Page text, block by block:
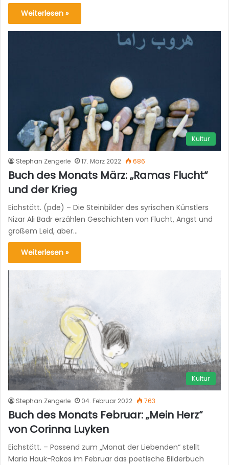
Weiterlesen »
Kultur
Stephan Zengerle 17. März 2022 686
Buch des Monats März: „Ramas Flucht“
und der Krieg
Eichstätt. (pde) – Die Steinbilder des syrischen Künstlers
Nizar Ali Badr erzählen Geschichten von Flucht, Angst und
großem Leid, aber…
Weiterlesen »
Kultur
Stephan Zengerle 04. Februar 2022 763
Buch des Monats Februar: „Mein Herz“
von Corinna Luyken
Eichstätt. – Passend zum „Monat der Liebenden“ stellt
Maria Hauk-Rakos im Februar das poetische Bilderbuch